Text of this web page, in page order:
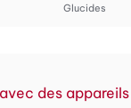
Glucides
des